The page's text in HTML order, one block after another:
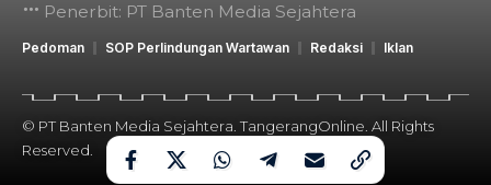
Penerbit: PT Banten Media Sejahtera
Pedoman SOP Perlindungan Wartawan Redaksi Iklan
© PT Banten Media Sejahtera. TangerangOnline. All Rights
Reserved.